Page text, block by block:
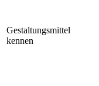
Gestaltungsmittel
kennen